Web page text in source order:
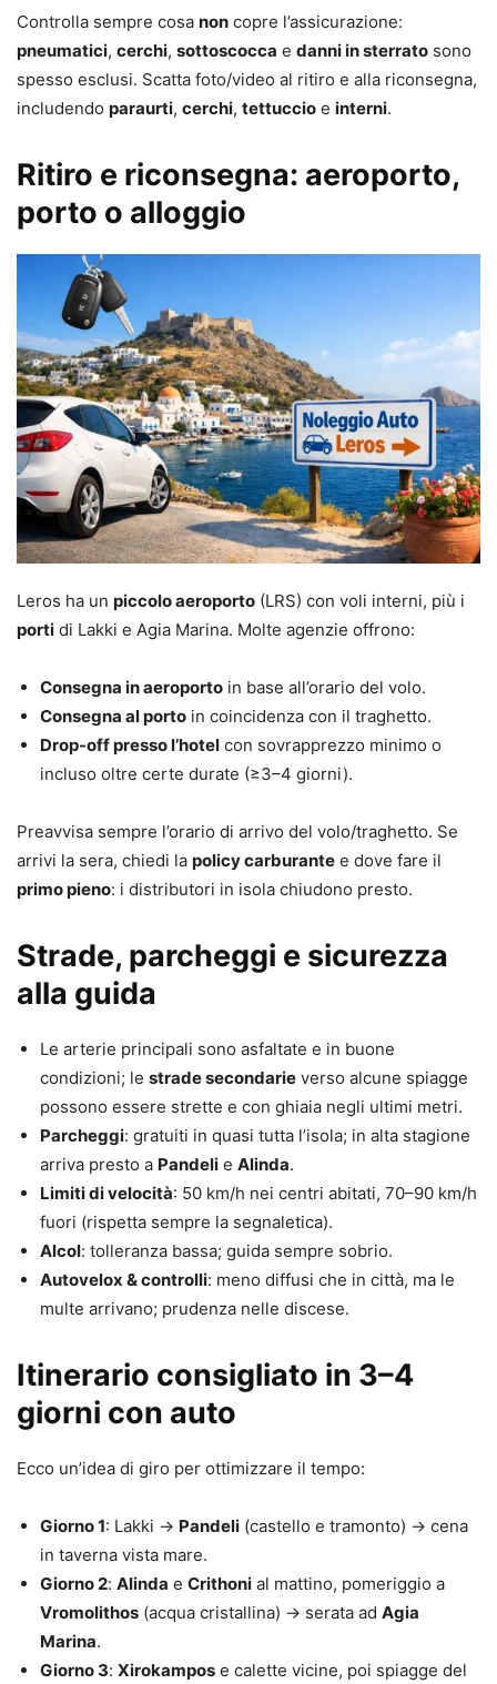
Controlla sempre cosa non copre l’assicurazione:
pneumatici, cerchi, sottoscocca e danni in sterrato sono
spesso esclusi. Scatta foto/video al ritiro e alla riconsegna,
includendo paraurti, cerchi, tettuccio e interni.
Ritiro e riconsegna: aeroporto,
porto o alloggio
Leros ha un piccolo aeroporto (LRS) con voli interni, più i
porti di Lakki e Agia Marina. Molte agenzie offrono:
Consegna in aeroporto in base all’orario del volo.
Consegna al porto in coincidenza con il traghetto.
Drop-off presso l’hotel con sovrapprezzo minimo o
incluso oltre certe durate (≥3–4 giorni).
Preavvisa sempre l’orario di arrivo del volo/traghetto. Se
arrivi la sera, chiedi la policy carburante e dove fare il
primo pieno: i distributori in isola chiudono presto.
Strade, parcheggi e sicurezza
alla guida
Le arterie principali sono asfaltate e in buone
condizioni; le strade secondarie verso alcune spiagge
possono essere strette e con ghiaia negli ultimi metri.
Parcheggi: gratuiti in quasi tutta l’isola; in alta stagione
arriva presto a Pandeli e Alinda.
Limiti di velocità: 50 km/h nei centri abitati, 70–90 km/h
fuori (rispetta sempre la segnaletica).
Alcol: tolleranza bassa; guida sempre sobrio.
Autovelox & controlli: meno diffusi che in città, ma le
multe arrivano; prudenza nelle discese.
Itinerario consigliato in 3–4
giorni con auto
Ecco un’idea di giro per ottimizzare il tempo:
Giorno 1: Lakki → Pandeli (castello e tramonto) → cena
in taverna vista mare.
Giorno 2: Alinda e Crithoni al mattino, pomeriggio a
Vromolithos (acqua cristallina) → serata ad Agia
Marina.
Giorno 3: Xirokampos e calette vicine, poi spiagge del